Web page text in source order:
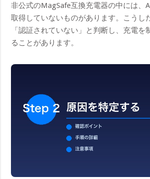
非公式のMagSafe互換充電器の中には、
取得していないものがあります。こうし
「認証されていない」と判断し、充電を
ることがあります。